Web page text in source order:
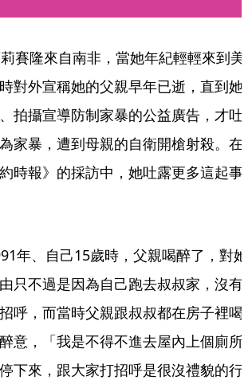
賽隆來自南非，當她年紀輕輕來到美
對外宣稱她的父親早年已逝，直到她
拍攝宣導防制家暴的公益廣告，才吐
家暴，遭到母親的自衛開槍射殺。在
時報》的採訪中，她吐露更多這起事
年、自己15歲時，父親喝醉了，對她
只不過是因為自己跑去叔叔家，沒有
呼，而當時父親跟叔叔都在房子裡喝
意，「我是不得不進去屋內上個廁所
下來，跟大家打招呼是很沒禮貌的行